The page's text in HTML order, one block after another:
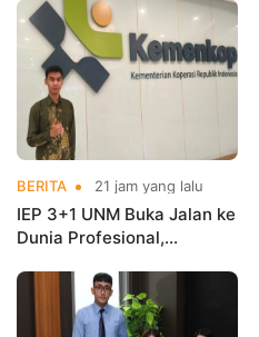
BERITA 21 jam yang lalu
IEP 3+1 UNM Buka Jalan ke
Dunia Profesional,
Kementerian Koperasi